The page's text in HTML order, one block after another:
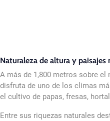
Naturaleza de altura y paisajes
A más de 1,800 metros sobre el
disfruta de uno de los climas
el cultivo de papas, fresas,
Entre sus riquezas naturales